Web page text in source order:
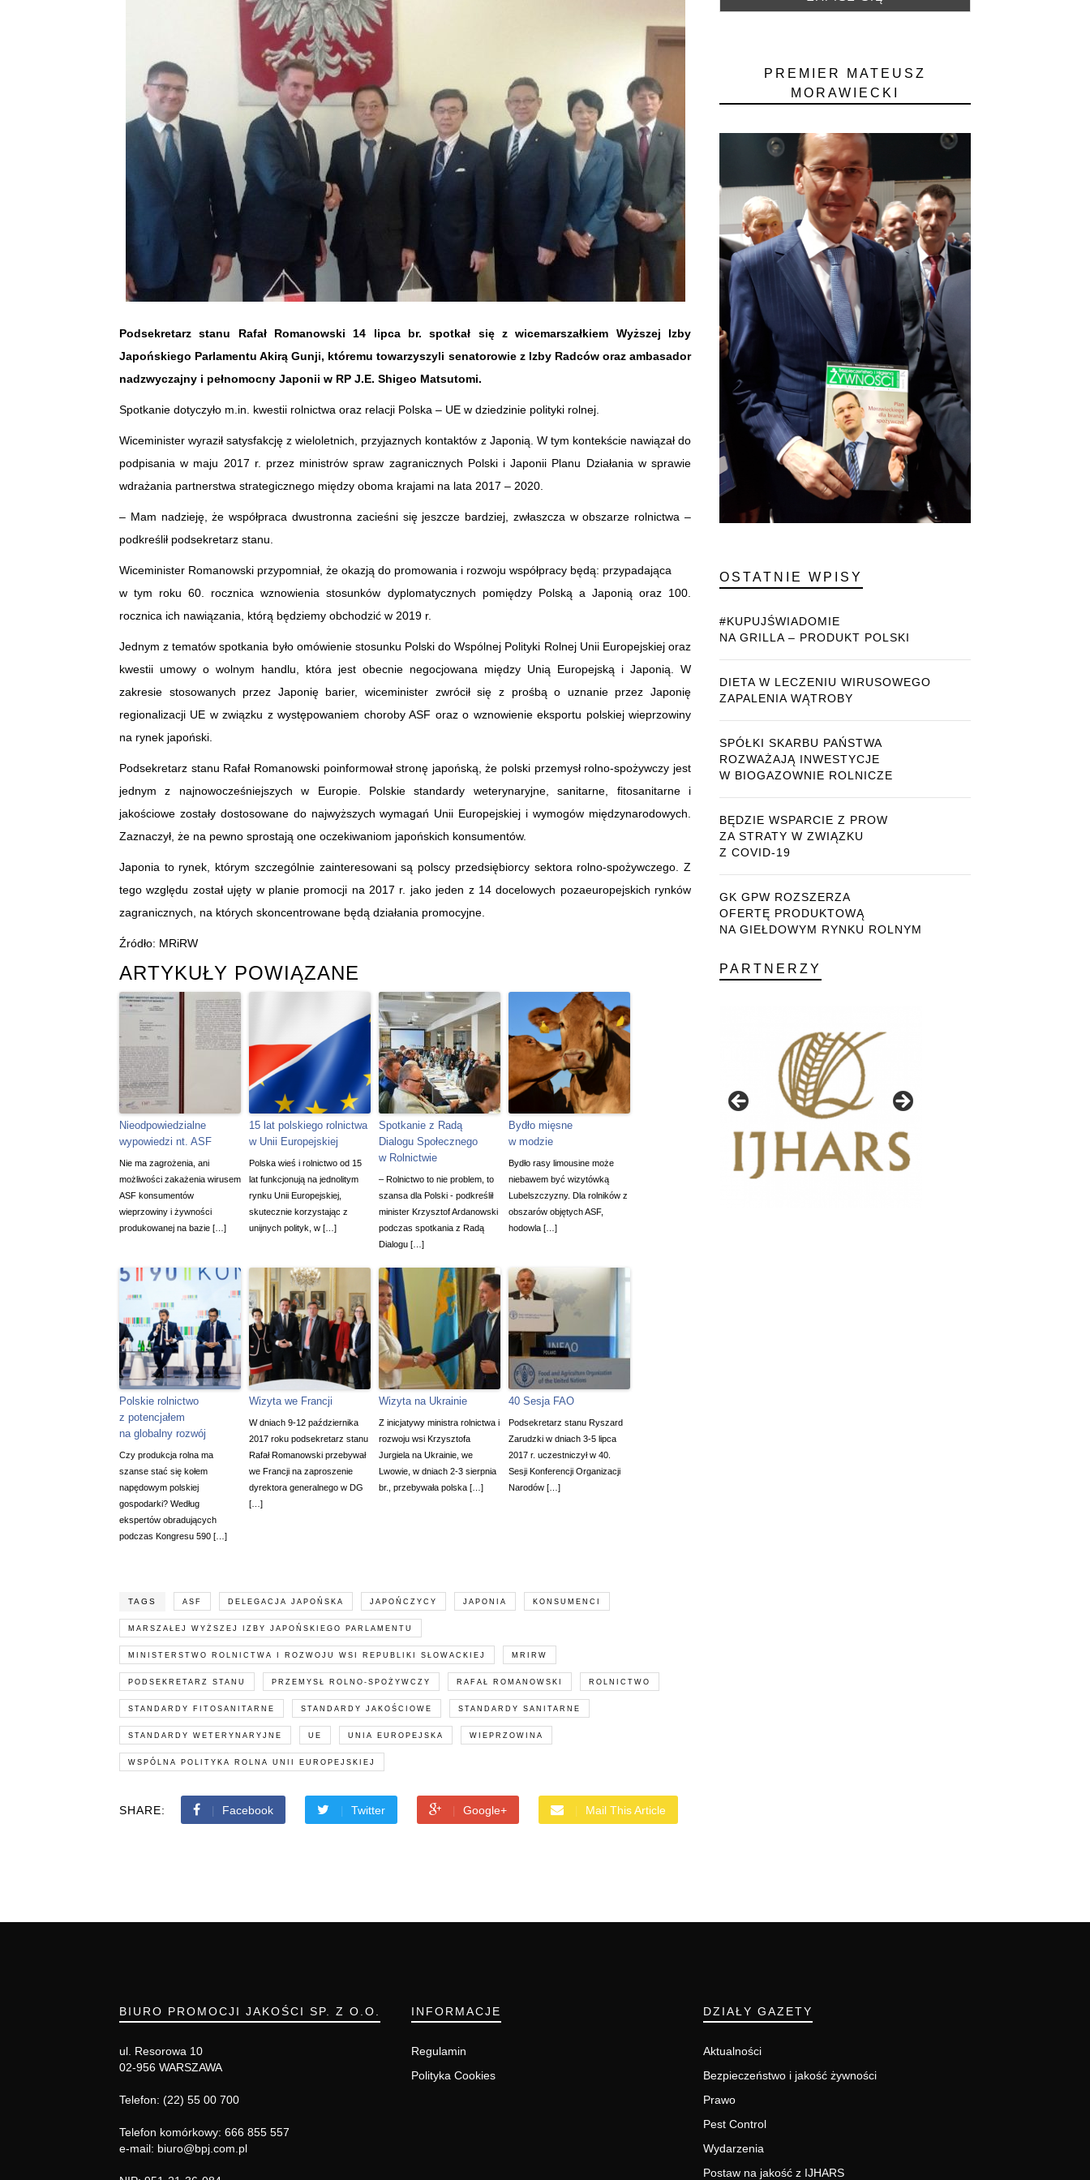
Podsekretarz stanu Rafał Romanowski 14 lipca br. spotkał się z wicemarszałkiem Wyższej Izby
Japońskiego Parlamentu Akirą Gunji, któremu towarzyszyli senatorowie z Izby Radców oraz ambasador
nadzwyczajny i pełnomocny Japonii w RP J.E. Shigeo Matsutomi.
Spotkanie dotyczyło m.in. kwestii rolnictwa oraz relacji Polska – UE w dziedzinie polityki rolnej.
Wiceminister wyraził satysfakcję z wieloletnich, przyjaznych kontaktów z Japonią. W tym kontekście nawiązał do
podpisania w maju 2017 r. przez ministrów spraw zagranicznych Polski i Japonii Planu Działania w sprawie
wdrażania partnerstwa strategicznego między oboma krajami na lata 2017 – 2020.
– Mam nadzieję, że współpraca dwustronna zacieśni się jeszcze bardziej, zwłaszcza w obszarze rolnictwa –
podkreślił podsekretarz stanu.
Wiceminister Romanowski przypomniał, że okazją do promowania i rozwoju współpracy będą: przypadająca
w tym roku 60. rocznica wznowienia stosunków dyplomatycznych pomiędzy Polską a Japonią oraz 100.
rocznica ich nawiązania, którą będziemy obchodzić w 2019 r.
Jednym z tematów spotkania było omówienie stosunku Polski do Wspólnej Polityki Rolnej Unii Europejskiej oraz
kwestii umowy o wolnym handlu, która jest obecnie negocjowana między Unią Europejską i Japonią. W
zakresie stosowanych przez Japonię barier, wiceminister zwrócił się z prośbą o uznanie przez Japonię
regionalizacji UE w związku z występowaniem choroby ASF oraz o wznowienie eksportu polskiej wieprzowiny
na rynek japoński.
Podsekretarz stanu Rafał Romanowski poinformował stronę japońską, że polski przemysł rolno-spożywczy jest
jednym z najnowocześniejszych w Europie. Polskie standardy weterynaryjne, sanitarne, fitosanitarne i
jakościowe zostały dostosowane do najwyższych wymagań Unii Europejskiej i wymogów międzynarodowych.
Zaznaczył, że na pewno sprostają one oczekiwaniom japońskich konsumentów.
Japonia to rynek, którym szczególnie zainteresowani są polscy przedsiębiorcy sektora rolno-spożywczego. Z
tego względu został ujęty w planie promocji na 2017 r. jako jeden z 14 docelowych pozaeuropejskich rynków
zagranicznych, na których skoncentrowane będą działania promocyjne.
Źródło: MRiRW
ARTYKUŁY POWIĄZANE
Nieodpowiedzialne
wypowiedzi nt. ASF
Nie ma zagrożenia, ani
możliwości zakażenia wirusem
ASF konsumentów
wieprzowiny i żywności
produkowanej na bazie […]
15 lat polskiego rolnictwa
w Unii Europejskiej
Polska wieś i rolnictwo od 15
lat funkcjonują na jednolitym
rynku Unii Europejskiej,
skutecznie korzystając z
unijnych polityk, w […]
Spotkanie z Radą
Dialogu Społecznego
w Rolnictwie
– Rolnictwo to nie problem, to
szansa dla Polski - podkreślił
minister Krzysztof Ardanowski
podczas spotkania z Radą
Dialogu […]
Bydło mięsne
w modzie
Bydło rasy limousine może
niebawem być wizytówką
Lubelszczyzny. Dla rolników z
obszarów objętych ASF,
hodowla […]
Polskie rolnictwo
z potencjałem
na globalny rozwój
Czy produkcja rolna ma
szanse stać się kołem
napędowym polskiej
gospodarki? Według
ekspertów obradujących
podczas Kongresu 590 […]
Wizyta we Francji
W dniach 9-12 października
2017 roku podsekretarz stanu
Rafał Romanowski przebywał
we Francji na zaproszenie
dyrektora generalnego w DG
[…]
Wizyta na Ukrainie
Z inicjatywy ministra rolnictwa i
rozwoju wsi Krzysztofa
Jurgiela na Ukrainie, we
Lwowie, w dniach 2-3 sierpnia
br., przebywała polska […]
40 Sesja FAO
Podsekretarz stanu Ryszard
Zarudzki w dniach 3-5 lipca
2017 r. uczestniczył w 40.
Sesji Konferencji Organizacji
Narodów […]
TAGS ASF DELEGACJA JAPOŃSKA JAPOŃCZYCY JAPONIA KONSUMENCI
MARSZAŁEJ WYŻSZEJ IZBY JAPOŃSKIEGO PARLAMENTU
MINISTERSTWO ROLNICTWA I ROZWOJU WSI REPUBLIKI SŁOWACKIEJ MRIRW
PODSEKRETARZ STANU PRZEMYSŁ ROLNO-SPOŻYWCZY RAFAŁ ROMANOWSKI ROLNICTWO
STANDARDY FITOSANITARNE STANDARDY JAKOŚCIOWE STANDARDY SANITARNE
STANDARDY WETERYNARYJNE UE UNIA EUROPEJSKA WIEPRZOWINA
WSPÓLNA POLITYKA ROLNA UNII EUROPEJSKIEJ
SHARE: Facebook Twitter Google+ Mail This Article
PREMIER MATEUSZ
MORAWIECKI
OSTATNIE WPISY
#KUPUJŚWIADOMIE
NA GRILLA – PRODUKT POLSKI
DIETA W LECZENIU WIRUSOWEGO
ZAPALENIA WĄTROBY
SPÓŁKI SKARBU PAŃSTWA
ROZWAŻAJĄ INWESTYCJE
W BIOGAZOWNIE ROLNICZE
BĘDZIE WSPARCIE Z PROW
ZA STRATY W ZWIĄZKU
Z COVID-19
GK GPW ROZSZERZA
OFERTĘ PRODUKTOWĄ
NA GIEŁDOWYM RYNKU ROLNYM
PARTNERZY
BIURO PROMOCJI JAKOŚCI SP. Z O.O.
ul. Resorowa 10
02-956 WARSZAWA
Telefon: (22) 55 00 700
Telefon komórkowy: 666 855 557
e-mail: biuro@bpj.com.pl
INFORMACJE
Regulamin
Polityka Cookies
DZIAŁY GAZETY
Aktualności
Bezpieczeństwo i jakość żywności
Prawo
Pest Control
Wydarzenia
Postaw na jakość z IJHARS